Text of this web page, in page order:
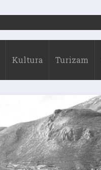
Kultura Turizam